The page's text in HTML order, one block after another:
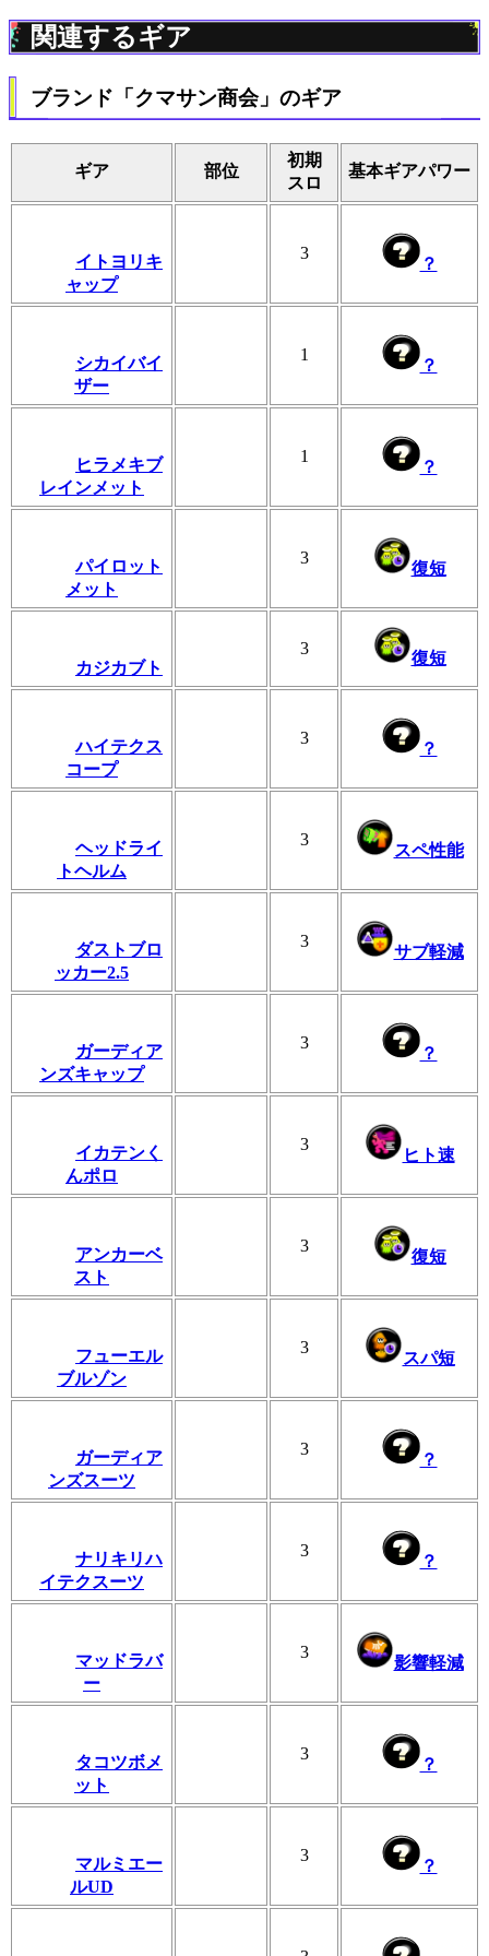
関連するギア
ブランド「クマサン商会」のギア
ギア 部位
初期
スロ
基本ギアパワー
イトヨリキ
ャップ
3
？
シカイバイ
ザー
1
？
ヒラメキブ
レインメット
1
？
パイロット
メット
3
復短
カジカブト
3
復短
ハイテクス
コープ
3
？
ヘッドライ
トヘルム
3
スペ性能
ダストブロ
ッカー2.5
3
サブ軽減
ガーディア
ンズキャップ
3
？
イカテンく
んポロ
3
ヒト速
アンカーベ
スト
3
復短
フューエル
ブルゾン
3
スパ短
ガーディア
ンズスーツ
3
？
ナリキリハ
イテクスーツ
3
？
マッドラバ
ー
3
影響軽減
タコツボメ
ット
3
？
マルミエー
ルUD
3
？